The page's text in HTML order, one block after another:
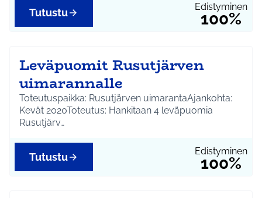
Edistyminen
100%
Tutustu
Leväpuomit Rusutjärven
uimarannalle
Toteutuspaikka: Rusutjärven uimarantaAjankohta:
Kevät 2020Toteutus: Hankitaan 4 leväpuomia
Rusutjärv…
Edistyminen
100%
Tutustu